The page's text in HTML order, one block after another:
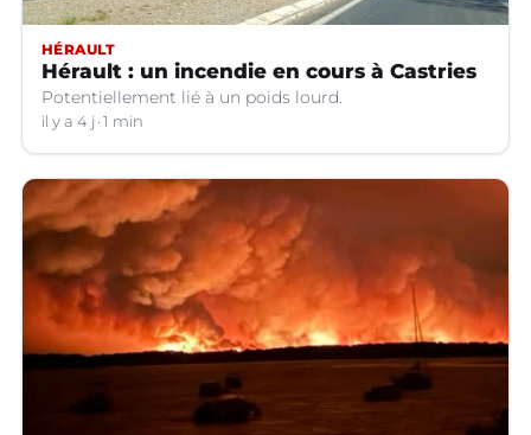
HÉRAULT
Hérault : un incendie en cours à Castries
Potentiellement lié à un poids lourd.
il y a 4 j 1 min